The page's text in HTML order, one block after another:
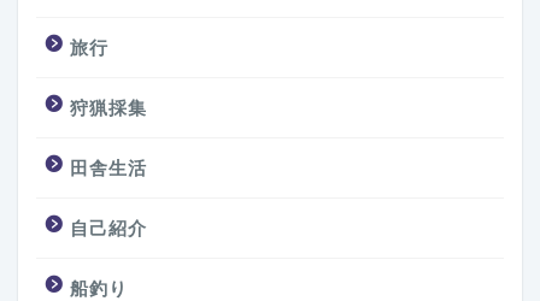
旅行
狩猟採集
田舎生活
自己紹介
船釣り